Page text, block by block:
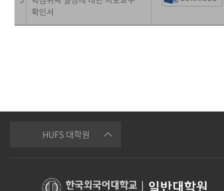
확인서
HUFS 대학원
일반대학원